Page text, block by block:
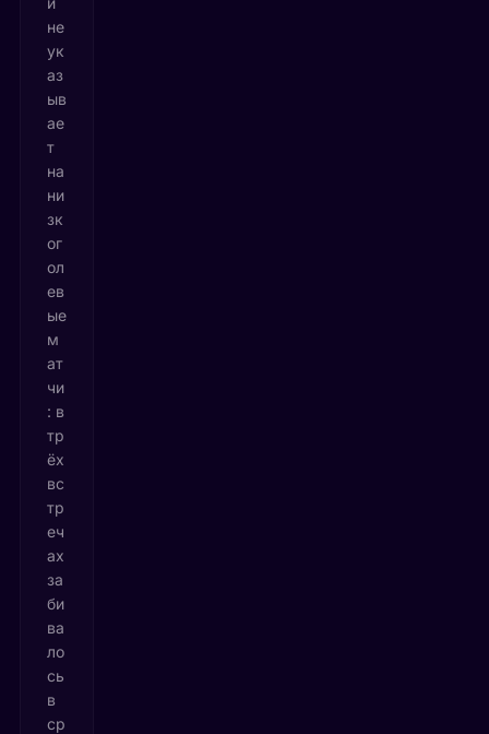
не
ук
аз
ыв
ае
т
на
ни
зк
ог
ол
ев
ые
м
ат
чи
: в
тр
ёх
вс
тр
еч
ах
за
би
ва
ло
сь
в
ср